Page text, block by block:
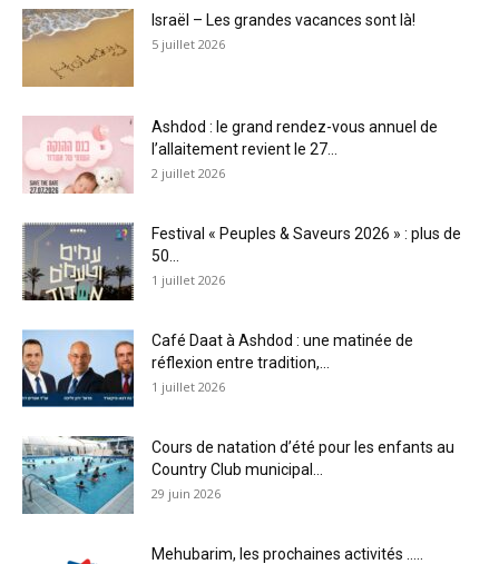
Israël – Les grandes vacances sont là!
5 juillet 2026
Ashdod : le grand rendez-vous annuel de
l’allaitement revient le 27...
2 juillet 2026
Festival « Peuples & Saveurs 2026 » : plus de
50...
1 juillet 2026
Café Daat à Ashdod : une matinée de
réflexion entre tradition,...
1 juillet 2026
Cours de natation d’été pour les enfants au
Country Club municipal...
29 juin 2026
Mehubarim, les prochaines activités …..